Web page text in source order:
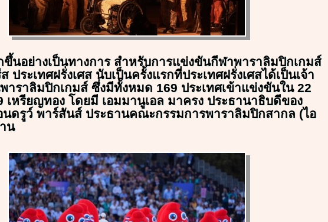
นอย่างเป็นทางการ สำหรับการแข่งขันกีฬาพาราลิมปิกเกมส์
ประเทศฝรั่งเศส นับเป็นครั้งแรกที่ประเทศฝรั่งเศสได้เป็นเจ้า
ราลิมปิกเกมส์ ซึ่งมีทั้งหมด 169 ประเทศเข้าแข่งขันใน 22
หรียญทอง โดยมี เอมมานูเอล มาครง ประธานาธิบดีของ
นดรูว์ พาร์สันส์ ประธานคณะกรรมการพาราลิมปิกสากล (ไอ
น